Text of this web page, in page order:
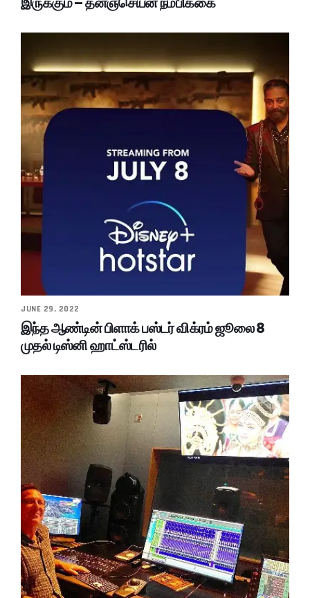
JUNE 29, 2022
இந்த ஆண்டின் பிளாக் பஸ்டர் விக்ரம் ஜூலை 8
முதல் டிஸ்னி ஹாட்ஸ்டரில்